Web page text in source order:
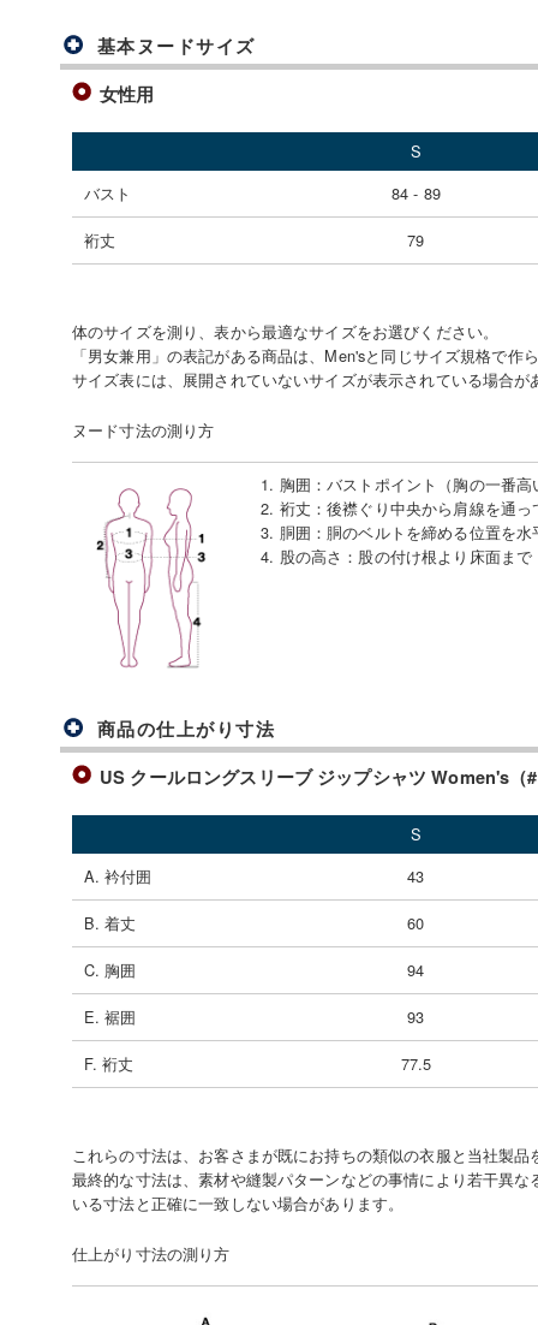
基本ヌードサイズ
女性用
S
バスト
84 - 89
裄丈 79
体のサイズを測り、表から最適なサイズをお選びください。
「男女兼用」の表記がある商品は、Men'sと同じサイズ規格で作
サイズ表には、展開されていないサイズが表示されている場合が
ヌード寸法の測り方
1. 胸囲 ：バストポイント（胸の一番
2. 裄丈 ：後襟ぐり中央から肩線を通
3. 胴囲 ： 胴のベルトを締める位置を
4. 股の高さ ： 股の付け根より床面まで
商品の仕上がり寸法
US クールロングスリーブ ジップシャツ Women's（
S
A. 衿付囲
43
B. 着丈 60
C. 胸囲 94
E. 裾囲 93
F. 裄丈 77.5
これらの寸法は、お客さまが既にお持ちの類似の衣服と当社製
最終的な寸法は、素材や縫製パターンなどの事情により若干異
いる寸法と正確に一致しない場合があります。
仕上がり寸法の測り方